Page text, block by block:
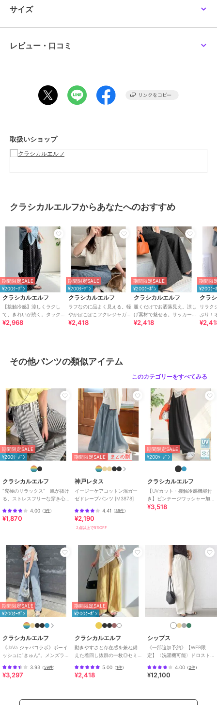
・総柄デザイン
・ウエストゴム仕様
接触冷感とUVケア機能を備えた
体のラインを拾いにくく、
きれいめにもカジュアルにも対応。
■fabric
ストレッチ性のある
厚さ：薄手
裏地：なし
ポケット：なし
洗濯方法：洗濯可
……………………
※詳しいお手入れ方法は商品タグをご参照ください。
※ネットに入れてのお洗濯をお勧めいたします
■coordinate
この１枚でコーデに悩まず穿くだけでお洒落になれる万能アイテム♪
主役級の存在感を放つデザインなので、シンプルにシャツと合わせて
も華やかに決まります☆
しい印象に♪
キャップをかぶって足元に厚底スニーカーを合わせれば、抜け感のあ
幅広いコーディネートに馴染むので、デイリーコーデにピッタリな優
秀アイテムです！
■SNS
新着アイテムやお得なセール情報を毎日配信中♪
コーデのご参考にも...
【公式 Instagram】
@classicalelf_official（Classical Elf・JaVa）
＠milybilet_official（mily bilet）
【公式 TikTok】
@classicalelf_official
※ご覧のモニター環境により、画像の色味と多少異なる場合がござい
ます。
※サイズ表ウエストの（）内はウエストゴム最大伸ばし寸となりま
期間限定セール開催中
ブランド クラシカルエルフ
ショップ クラシカルエルフ
商品カテゴリ パンツ ／その他パンツ
性別タイプ
レディース
パンツ ／その他パンツ
カラー
ブラック×Aリーフ柄、ブラック×
B小紋柄、ブラウン×Cストライプ
サイズ S,M,L,XL
サイズ
レビュー・口コミ
取扱いショップ
クラシカルエルフからあなたへのおすすめ
期間限定SALE
¥200ｸｰﾎﾟﾝ
クラシカルエルフ
【接触冷感】涼しくラクし
て、きれいが続く。タック入
り総柄ワイドイージーパンツ
¥2,968
期間限定SALE
¥200ｸｰﾎﾟﾝ
クラシカルエルフ
ラフなのに品よく見える。軽
やかぽこぽこフクレジャガー
ドトップス（半袖）
¥2,418
期間限定SALE
¥200ｸｰﾎﾟﾝ
クラシカルエルフ
履くだけでお洒落見え。涼し
げ素材で魅せる。サッカーチ
ェックタックワイドパンツ
¥2,418
期間限
¥200ｸｰ
クラ
リラク
ぷり！
イドイ
その他パンツの類似アイテム
このカテゴリーをすべてみる
期間限定SALE
¥200ｸｰﾎﾟﾝ
クラシカルエルフ
”究極のリラックス” 風が抜け
る、ストレスフリーな穿き心
ドカーブパンツ
4.00 （1件）
¥1,870
期間限定SALE まとめ割
神戸レタス
イージーケアコットン混ガー
ゼドレープパンツ [M3878]
4.41 （39件）
¥2,190
2点以上で5%OFF
期間限定SALE
¥200ｸｰﾎﾟﾝ
クラシカルエルフ
【UVカット・接触冷感機能付
き】ビンテージワッシャー加
工 リネンライクタックボリュ
¥3,518
期間限定SALE
¥200ｸｰﾎﾟﾝ
クラシカルエルフ
《JaVa ジャバコラボ》ボーイ
ッシュに”きゅん”。メンズライ
3.93 （59件）
¥3,297
期間限定SALE
¥200ｸｰﾎﾟﾝ
クラシカルエルフ
動きやすさと存在感を兼ね備
えた着回し抜群の一枚◎セミ
5.00 （1件）
¥2,418
シップス
《一部追加予約》【WEB限
定】〈洗濯機可能〉ドロスト
4.00（2件）
¥12,100